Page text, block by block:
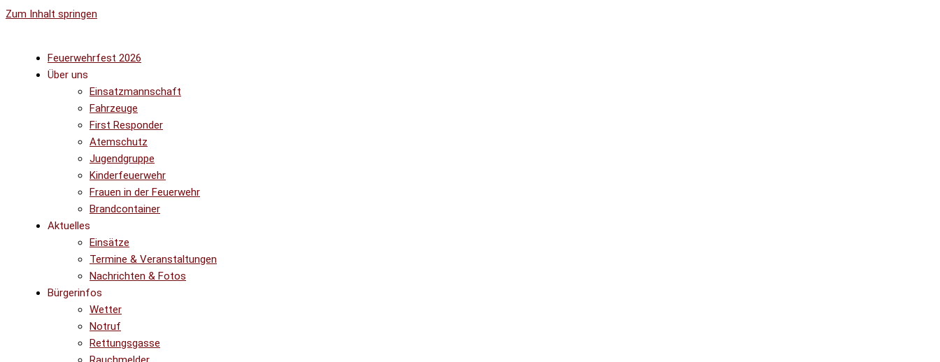
Zum Inhalt springen
Feuerwehrfest 2026
Über uns
Einsatzmannschaft
Fahrzeuge
First Responder
Atemschutz
Jugendgruppe
Kinderfeuerwehr
Frauen in der Feuerwehr
Brandcontainer
Aktuelles
Einsätze
Termine & Veranstaltungen
Nachrichten & Fotos
Bürgerinfos
Wetter
Notruf
Rettungsgasse